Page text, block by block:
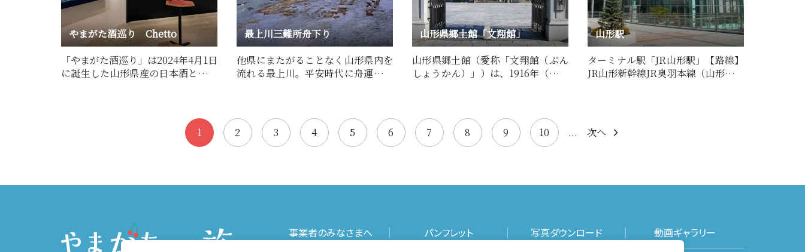
やまがた酒巡り Chetto
「やまがた酒巡り」は2024年4月1日
に誕生した山形県産の日本酒とワイ
最上川三難所舟下り
他県にまたがることなく山形県内を
流れる最上川。平安時代に舟運が始
山形県郷土館「文翔館」
山形県郷土館（愛称「文翔館（ぶん
しょうかん）」）は、1916年（大正
山形駅
ターミナル駅「JR山形駅」【路線】
JR山形新幹線JR奥羽本線（山形線）
1 2 3 4 5 6 7 8 9 10 ... 次へ
事業者のみなさまへ パンフレット 写真ダウンロード 動画ギャラリー